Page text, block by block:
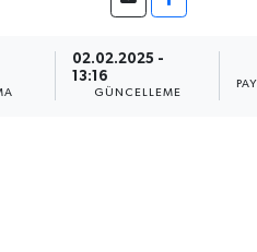
02.02.2025 -
13:16
GÜNCELLEME